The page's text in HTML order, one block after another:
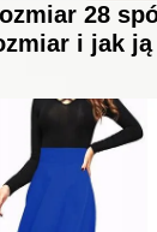
28
i jak